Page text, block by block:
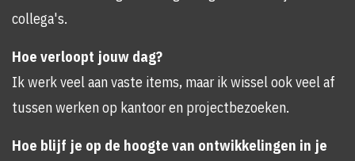
collega's.
Hoe verloopt jouw dag?
Ik werk veel aan vaste items, maar ik wissel ook veel af
tussen werken op kantoor en projectbezoeken.
Hoe blijf je op de hoogte van ontwikkelingen in je